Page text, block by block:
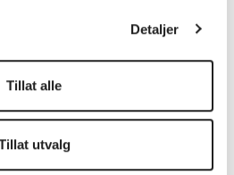
Detaljer
Tillat alle
utvalg
gjødslet. Denne parsellen
for barna og var i full
Justvik.